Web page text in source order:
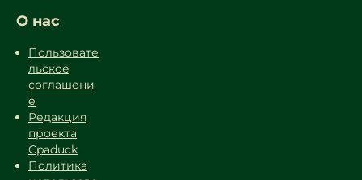
О нас
Пользовате
льское
соглашени
е
Редакция
проекта
Cpaduck
Политика